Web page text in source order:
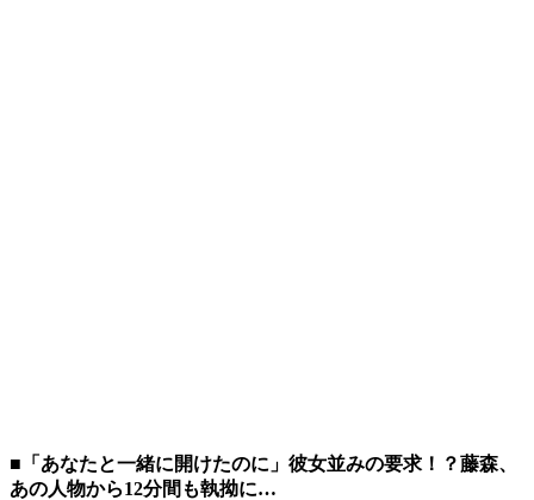
■「あなたと一緒に開けたのに」彼女並みの要求！？藤森、
あの人物から12分間も執拗に…